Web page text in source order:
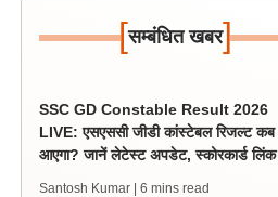
[सम्बंधित खबर]
SSC GD Constable Result 2026
LIVE: एसएससी जीडी कांस्टेबल रिजल्ट कब
आएगा? जानें लेटेस्ट अपडेट, स्कोरकार्ड लिंक
Santosh Kumar | 6 mins read